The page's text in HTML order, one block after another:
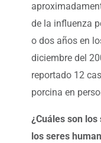
de la influenza
o dos años en
diciembre del
reportado 12
porcina en
¿Cuáles son
los seres